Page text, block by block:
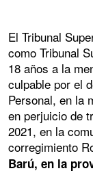
El Tribunal
como Tribunal
18 años a la
culpable por el
Personal, en la
en perjuicio de
2021, en la
corregimiento
Barú, en la